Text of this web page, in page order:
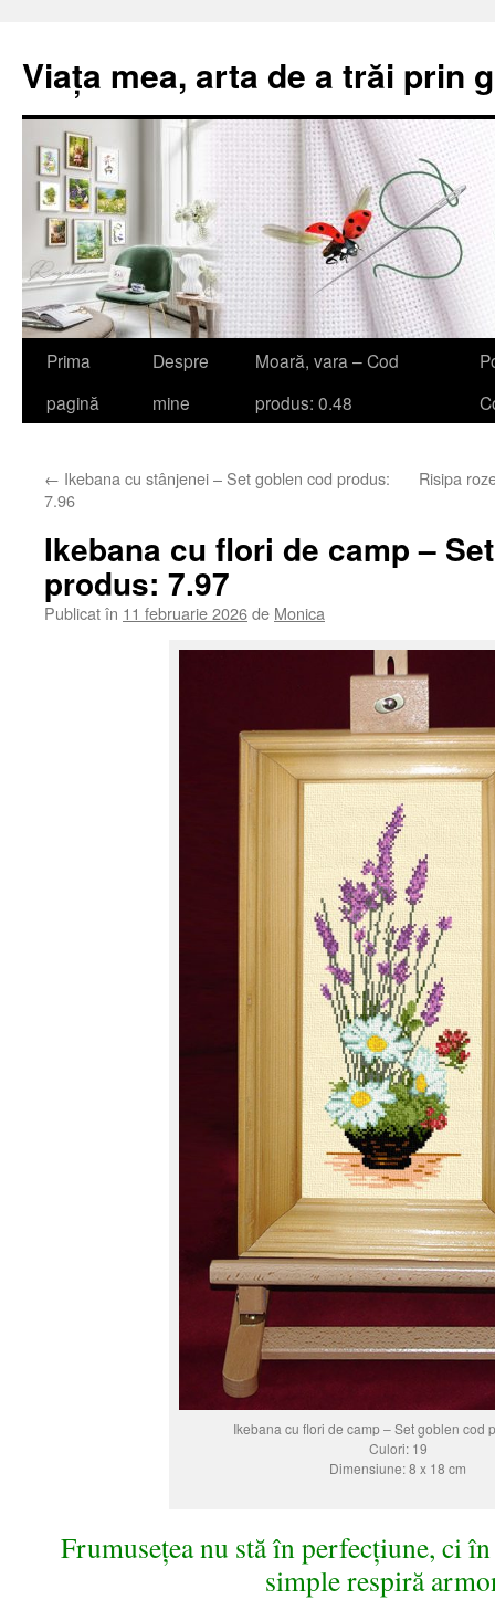
Viața mea, arta de a trăi prin
Sari
Prima
pagină
Despre
mine
Moară, vara – Cod
produs: 0.48
← Ikebana cu stânjenei – Set goblen cod produs:
7.96
Risipa
Ikebana cu flori de camp –
produs: 7.97
Publicat în 11 februarie 2026de Monica
Ikebana cu flori de camp – Set goblen cod
Culori: 19
Dimensiune: 8 x 18 cm
Frumusețea nu stă în perfecțiune, ci
simple respiră